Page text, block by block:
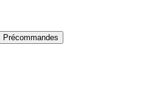
Précommandes